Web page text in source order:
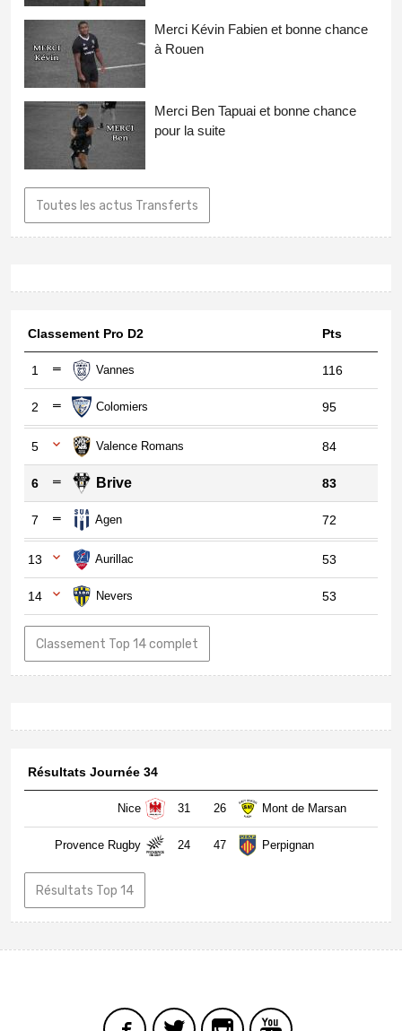
Merci Kévin Fabien et bonne chance
à Rouen
Merci Ben Tapuai et bonne chance
pour la suite
Toutes les actus Transferts
Classement Pro D2 Pts
1 Vannes 116
2 Colomiers 95
5 Valence Romans 84
6 Brive 83
7 Agen 72
13 Aurillac 53
14 Nevers 53
Classement Top 14 complet
Résultats Journée 34
Nice 31 26 Mont de Marsan
Provence Rugby 24 47 Perpignan
Résultats Top 14